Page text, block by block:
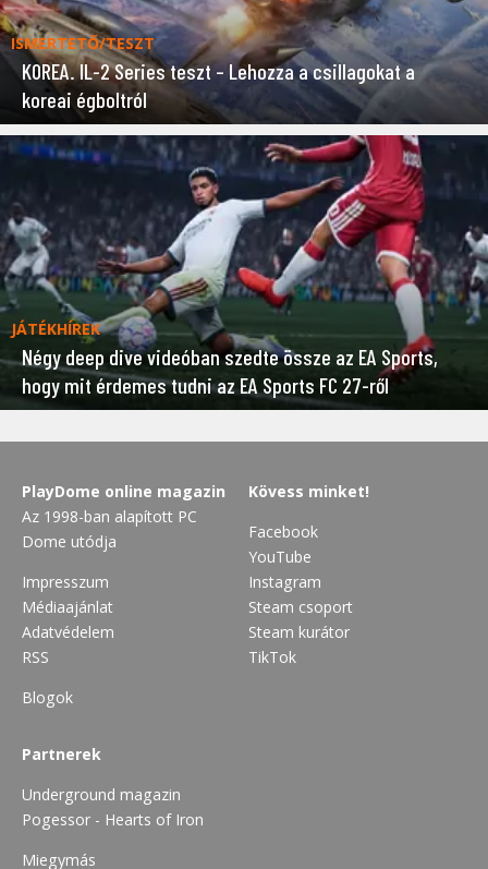
ISMERTETŐ/TESZT
KOREA. IL-2 Series teszt – Lehozza a csillagokat a
koreai égboltról
JÁTÉKHÍREK
Négy deep dive videóban szedte össze az EA Sports,
hogy mit érdemes tudni az EA Sports FC 27-ről
PlayDome online magazin
Az 1998-ban alapított PC
Dome utódja
Impresszum
Médiaajánlat
Adatvédelem
RSS
Blogok
Kövess minket!
Facebook
YouTube
Instagram
Steam csoport
Steam kurátor
TikTok
Partnerek
Underground magazin
Pogessor - Hearts of Iron
Miegymás